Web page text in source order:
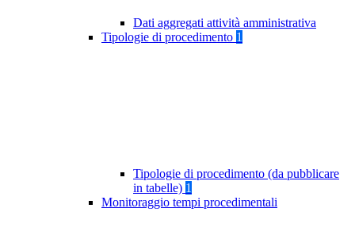
Dati aggregati attività amministrativa
Tipologie di procedimento 1
Tipologie di procedimento (da pubblicare
in tabelle) 1
Monitoraggio tempi procedimentali